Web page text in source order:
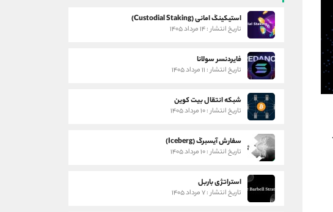
استیکینگ امانی (Custodial Staking)
تاریخ انتشار : ۱۴ مرداد ۱۴۰۵
فایردنسر سولانا
تاریخ انتشار : ۱۱ مرداد ۱۴۰۵
شبکه انتقال بیت کوین
تاریخ انتشار : ۱۰ مرداد ۱۴۰۵
سفارش آیسبرگ (Iceberg)
تاریخ انتشار : ۱۰ مرداد ۱۴۰۵
استراتژی باربل
تاریخ انتشار : ۷ مرداد ۱۴۰۵